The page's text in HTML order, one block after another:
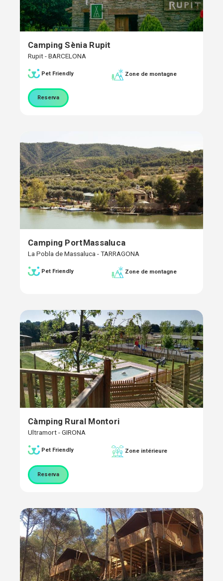
Camping Sènia Rupit
Rupit - BARCELONA
Pet Friendly Zone de montagne
Reserva
Camping PortMassaluca
La Pobla de Massaluca - TARRAGONA
Pet Friendly Zone de montagne
Càmping Rural Montori
Ultramort - GIRONA
Pet Friendly Zone intérieure
Reserva